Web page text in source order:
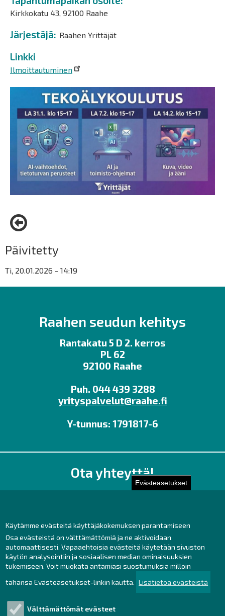
Evästeasetukset
Käytämme evästeitä käyttäjäkokemuksen parantamiseen
Osa evästeistä on välttämättömiä ja ne aktivoidaan
automaattisesti. Vapaaehtoisia evästeitä käytetään sivuston
käytön analysointiin ja sosiaalisen median ominaisuuksien
tukemiseen. Voit muokata antamiasi suostumuksia milloin
tahansa Evästeasetukset-linkin kautta. Lisätietoa evästeistä
Välttämättömät evästeet
Kirkkokatu 43, 92100 Raahe
Järjestäjä Raahen Yrittäjät
Linkki
Ilmoittautuminen
Päivitetty
Ti, 20.01.2026 - 14:19
Raahen seudun kehitys
Rantakatu 5 D 2. kerros
PL 62
92100 Raahe
Puh. 044 439 3288
yrityspalvelut@raahe.fi
Y-tunnus: 1791817-6
Ota yhteyttä!
Toimisto
Facebook
Instagram
LinkedIn